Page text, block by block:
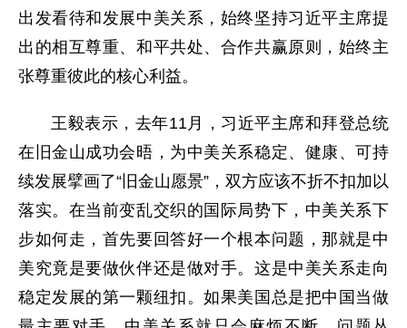
出发看待和发展中美关系，始终坚持习近平主席提
出的相互尊重、和平共处、合作共赢原则，始终主
张尊重彼此的核心利益。
王毅表示，去年11月，习近平主席和拜登总统
在旧金山成功会晤，为中美关系稳定、健康、可持
续发展擘画了“旧金山愿景”，双方应该不折不扣加以
落实。在当前变乱交织的国际局势下，中美关系下
步如何走，首先要回答好一个根本问题，那就是中
美究竟是要做伙伴还是做对手。这是中美关系走向
稳定发展的第一颗纽扣。如果美国总是把中国当做